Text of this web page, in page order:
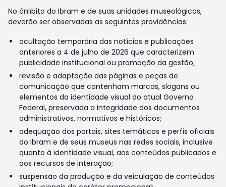
No âmbito do Ibram e de suas unidades museológicas,
deverão ser observadas as seguintes providências:
ocultação temporária das notícias e publicações
anteriores a 4 de julho de 2026 que caracterizem
publicidade institucional ou promoção da gestão;
revisão e adaptação das páginas e peças de
comunicação que contenham marcas, slogans ou
elementos da identidade visual do atual Governo
Federal, preservada a integridade dos documentos
administrativos, normativos e históricos;
adequação dos portais, sites temáticos e perfis oficiais
do Ibram e de seus museus nas redes sociais, inclusive
quanto à identidade visual, aos conteúdos publicados e
aos recursos de interação;
suspensão da produção e da veiculação de conteúdos